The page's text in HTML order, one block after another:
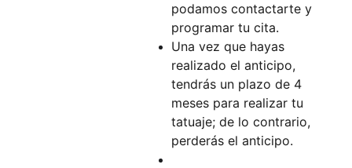
podamos contactarte y
programar tu cita.
Una vez que hayas
realizado el anticipo,
tendrás un plazo de 4
meses para realizar tu
tatuaje; de lo contrario,
perderás el anticipo.